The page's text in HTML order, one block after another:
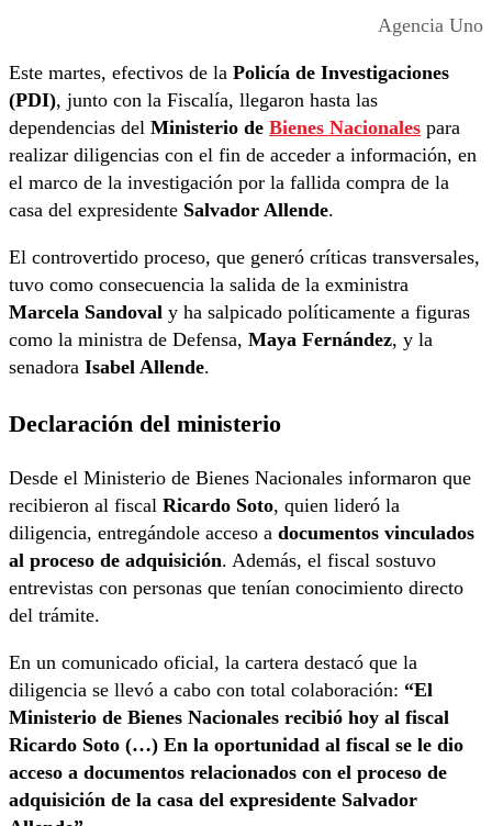
Agencia Uno
Este martes, efectivos de la Policía de Investigaciones
(PDI), junto con la Fiscalía, llegaron hasta las
dependencias del Ministerio de Bienes Nacionales para
realizar diligencias con el fin de acceder a información, en
el marco de la investigación por la fallida compra de la
casa del expresidente Salvador Allende.
El controvertido proceso, que generó críticas transversales,
tuvo como consecuencia la salida de la exministra
Marcela Sandoval y ha salpicado políticamente a figuras
como la ministra de Defensa, Maya Fernández, y la
senadora Isabel Allende.
Declaración del ministerio
Desde el Ministerio de Bienes Nacionales informaron que
recibieron al fiscal Ricardo Soto, quien lideró la
diligencia, entregándole acceso a documentos vinculados
al proceso de adquisición. Además, el fiscal sostuvo
entrevistas con personas que tenían conocimiento directo
del trámite.
En un comunicado oficial, la cartera destacó que la
diligencia se llevó a cabo con total colaboración: “El
Ministerio de Bienes Nacionales recibió hoy al fiscal
Ricardo Soto (…) En la oportunidad al fiscal se le dio
acceso a documentos relacionados con el proceso de
adquisición de la casa del expresidente Salvador